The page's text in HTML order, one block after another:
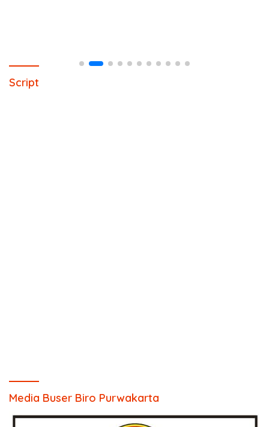
Script
Media Buser Biro Purwakarta